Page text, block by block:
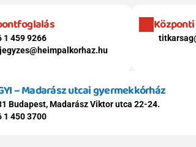
1 459 9266
– Madarász utcai gyermekkórház
Budapest, Madarász Viktor utca 22-24.
1 450 3700